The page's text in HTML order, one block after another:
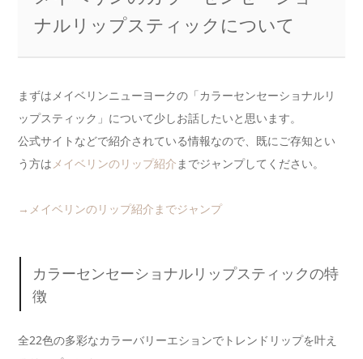
ナルリップスティックについて
まずはメイベリンニューヨークの「カラーセンセーショナルリ
ップスティック」について少しお話したいと思います。
公式サイトなどで紹介されている情報なので、既にご存知とい
う方はメイベリンのリップ紹介までジャンプしてください。
→メイベリンのリップ紹介までジャンプ
カラーセンセーショナルリップスティックの特
徴
全22色の多彩なカラーバリーエションでトレンドリップを叶え